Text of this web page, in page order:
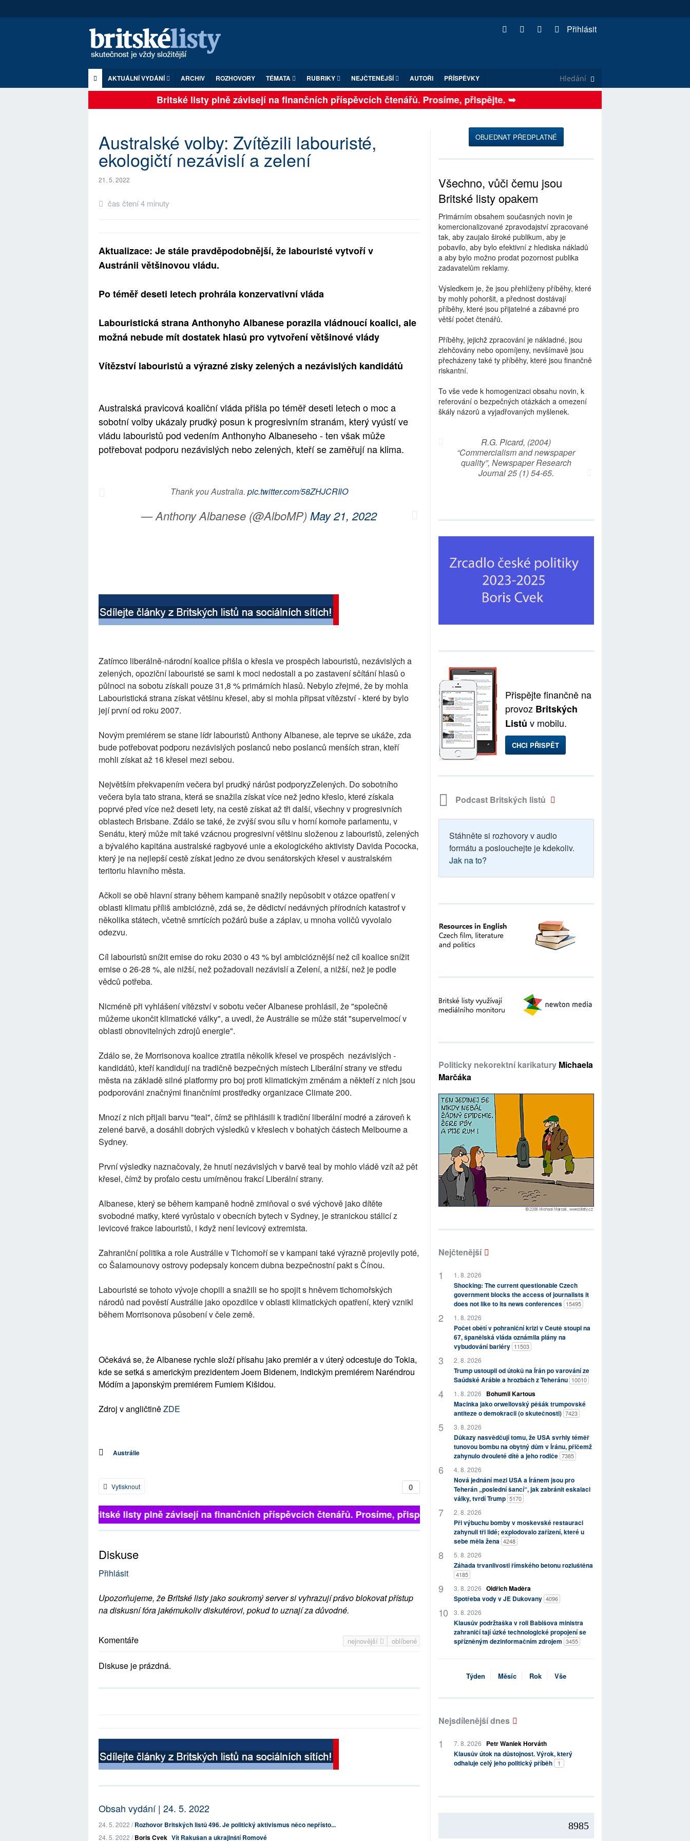
Přihlásit
AKTUÁLNÍ VYDÁNÍ ARCHIV ROZHOVORY TÉMATA RUBRIKY NEJČTENĚJŠÍ AUTOŘI PŘÍSPĚVKY
Britské listy plně závisejí na finančních příspěvcích čtenářů. Prosíme, přispějte. ➥
Australské volby: Zvítězili labouristé,
ekologičtí nezávislí a zelení
21. 5. 2022
čas čtení 4 minuty
Aktualizace: Je stále pravděpodobnější, že labouristé vytvoří v
Austránii většinovou vládu.
Po téměř deseti letech prohrála konzervativní vláda
Labouristická strana Anthonyho Albanese porazila vládnoucí koalici, ale
možná nebude mít dostatek hlasů pro vytvoření většinové vlády
Vítězství labouristů a výrazné zisky zelených a nezávislých kandidátů
Australská pravicová koaliční vláda přišla po téměř deseti letech o moc a
sobotní volby ukázaly prudký posun k progresivním stranám, který vyústí ve
vládu labouristů pod vedením Anthonyho Albaneseho - ten však může
potřebovat podporu nezávislých nebo zelených, kteří se zaměřují na klima.
Thank you Australia. pic.twitter.com/58ZHJCRIlO
— Anthony Albanese (@AlboMP)May 21, 2022
Zatímco liberálně-národní koalice přišla o křesla ve prospěch labouristů, nezávislých a
zelených, opoziční labouristé se sami k moci nedostali a po zastavení sčítání hlasů o
půlnoci na sobotu získali pouze 31,8 % primárních hlasů. Nebylo zřejmé, že by mohla
Labouristická strana získat většinu křesel, aby si mohla připsat vítězství - které by bylo
její první od roku 2007.
Novým premiérem se stane lídr labouristů Anthony Albanese, ale teprve se ukáže, zda
bude potřebovat podporu nezávislých poslanců nebo poslanců menších stran, kteří
mohli získat až 16 křesel mezi sebou.
Největším překvapením večera byl prudký nárůst podporyzZelených. Do sobotního
večera byla tato strana, která se snažila získat více než jedno křeslo, které získala
poprvé před více než deseti lety, na cestě získat až tři další, všechny v progresivních
oblastech Brisbane. Zdálo se také, že zvýší svou sílu v horní komoře parlamentu, v
Senátu, který může mít také vzácnou progresivní většinu složenou z labouristů, zelených
a bývalého kapitána australské ragbyové unie a ekologického aktivisty Davida Pococka,
který je na nejlepší cestě získat jedno ze dvou senátorských křesel v australském
teritoriu hlavního města.
Ačkoli se obě hlavní strany během kampaně snažily nepůsobit v otázce opatření v
oblasti klimatu příliš ambiciózně, zdá se, že dědictví nedávných přírodních katastrof v
několika státech, včetně smrtících požárů buše a záplav, u mnoha voličů vyvolalo
odezvu.
Cíl labouristů snížit emise do roku 2030 o 43 % byl ambicióznější než cíl koalice snížit
emise o 26-28 %, ale nižší, než požadovali nezávislí a Zelení, a nižší, než je podle
vědců potřeba.
Nicméně při vyhlášení vítězství v sobotu večer Albanese prohlásil, že "společně
můžeme ukončit klimatické války", a uvedl, že Austrálie se může stát "supervelmocí v
oblasti obnovitelných zdrojů energie".
Zdálo se, že Morrisonova koalice ztratila několik křesel ve prospěch nezávislých -
kandidátů, kteří kandidují na tradičně bezpečných místech Liberální strany ve středu
města na základě silné platformy pro boj proti klimatickým změnám a někteří z nich jsou
podporováni značnými finančními prostředky organizace Climate 200.
Mnozí z nich přijali barvu "teal", čímž se přihlásili k tradiční liberální modré a zároveň k
zelené barvě, a dosáhli dobrých výsledků v křeslech v bohatých částech Melbourne a
Sydney.
První výsledky naznačovaly, že hnutí nezávislých v barvě teal by mohlo vládě vzít až pět
křesel, čímž by proťalo cestu umírněnou frakcí Liberální strany.
Albanese, který se během kampaně hodně zmiňoval o své výchově jako dítěte
svobodné matky, které vyrůstalo v obecních bytech v Sydney, je stranickou stálicí z
levicové frakce labouristů, i když není levicový extremista.
Zahraniční politika a role Austrálie v Tichomoří se v kampani také výrazně projevily poté,
co Šalamounovy ostrovy podepsaly koncem dubna bezpečnostní pakt s Čínou.
Labouristé se tohoto vývoje chopili a snažili se ho spojit s hněvem tichomořských
národů nad pověstí Austrálie jako opozdilce v oblasti klimatických opatření, který vznikl
během Morrisonova působení v čele země.
Očekává se, že Albanese rychle složí přísahu jako premiér a v úterý odcestuje do Tokia,
kde se setká s americkým prezidentem Joem Bidenem, indickým premiérem Naréndrou
Módím a japonským premiérem Fumiem Kišidou.
Zdroj v angličtiněZDE
Austrálie
0
Vytisknout
Britské listy plně závisejí na finančních příspěvcích čtenářů. Prosíme, přispějte. ➥
Diskuse
Přihlásit
Upozorňujeme, že Britské listy jako soukromý server si vyhrazují právo blokovat přístup
na diskusní fóra jakémukoliv diskutérovi, pokud to uznají za důvodné.
nejnovější oblíbené
Komentáře
Diskuse je prázdná.
Obsah vydání | 24. 5. 2022
24. 5. 2022 /Rozhovor Britských listů 496. Je politický aktivismus něco nepřísto...
24. 5. 2022 /Boris Cvek Vít Rakušan a ukrajinští Romové
OBJEDNAT PŘEDPLATNÉ
Všechno, vůči čemu jsou
Britské listy opakem
Primárním obsahem současných novin je
komercionalizované zpravodajství zpracované
tak, aby zaujalo široké publikum, aby je
pobavilo, aby bylo efektivní z hlediska nákladů
a aby bylo možno prodat pozornost publika
zadavatelům reklamy.
Výsledkem je, že jsou přehlíženy příběhy, které
by mohly pohoršit, a přednost dostávají
příběhy, které jsou přijatelné a zábavné pro
větší počet čtenářů.
Příběhy, jejichž zpracování je nákladné, jsou
zlehčovány nebo opomíjeny, nevšímavě jsou
přecházeny také ty příběhy, které jsou finančně
riskantní.
To vše vede k homogenizaci obsahu novin, k
referování o bezpečných otázkách a omezení
škály názorů a vyjadřovaných myšlenek.
R.G. Picard, (2004)
“Commercialism and newspaper
quality”, Newspaper Research
Journal 25 (1) 54-65.
Přispějte finančně na
provoz Britských
Listů v mobilu.
CHCI PŘISPĚT
Podcast Britských listů
Stáhněte si rozhovory v audio
formátu a poslouchejte je kdekoliv.
Jak na to?
Politicky nekorektní karikatury Michaela
Marčáka
Nejčtenější
1. 8. 2026
Shocking: The current questionable Czech
government blocks the access of journalists it
does not like to its news conferences 15495
1. 8. 2026
Počet obětí v pohraniční krizi v Ceutě stoupl na
67, španělská vláda oznámila plány na
vybudování bariéry 11503
2. 8. 2026
Trump ustoupil od útoků na Írán po varování ze
Saúdské Arábie a hrozbách z Teheránu 10010
1. 8. 2026
Bohumil Kartous
Macinka jako orwellovský pěšák trumpovské
antiteze o demokracii (o skutečnosti) 7423
3. 8. 2026
Důkazy nasvědčují tomu, že USA svrhly téměř
tunovou bombu na obytný dům v Íránu, přičemž
zahynulo dvouleté dítě a jeho rodiče 7385
4. 8. 2026
Nová jednání mezi USA a Íránem jsou pro
Teherán „poslední šancí“, jak zabránit eskalaci
války, tvrdí Trump 5170
2. 8. 2026
Při výbuchu bomby v moskevské restauraci
zahynuli tři lidé; explodovalo zařízení, které u
sebe měla žena 4248
5. 8. 2026
Záhada trvanlivosti římského betonu rozluštěna
4185
3. 8. 2026 Oldřich Maděra
Spotřeba vody v JE Dukovany 4096
3. 8. 2026
Klausův podržtaška v roli Babišova ministra
zahraničí tají úzké technologické propojení se
spřízněným dezinformačním zdrojem 3455
Týden Měsíc Rok Vše
Nejsdílenější dnes
7. 8. 2026
Petr Waniek Horváth
Klausův útok na důstojnost. Výrok, který
odhaluje celý jeho politický příběh
1
8985